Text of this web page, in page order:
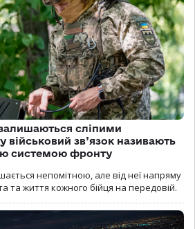
сліпими
зв’язок називають
системою фронту
непомітною, але від неї напряму
та життя кожного бійця на передовій.